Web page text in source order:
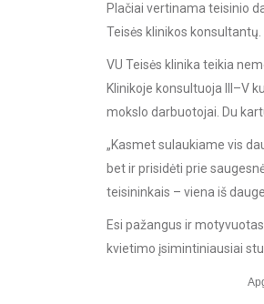
Plačiai vertinama teisinio
Teisės klinikos
VU Teisės klinika teikia
Klinikoje konsultuoja III–V
mokslo darbuotojai. Du
„Kasmet sulaukiame vis
bet ir prisidėti prie
teisininkais – viena iš
Esi pažangus ir
kvietimo įsimintiniausiai